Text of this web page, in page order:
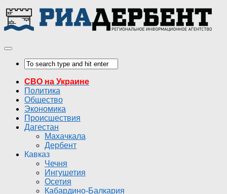
СВО на Украине
Политика
Общество
Экономика
Происшествия
Дагестан
Махачкала
Дербент
Кавказ
Чечня
Ингушетия
Осетия
Кабардино-Балкария